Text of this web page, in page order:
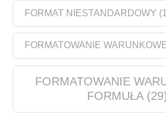
FORMAT NIESTANDARDOWY
FORMATOWANIE
FORMATOWANIE
FORMUŁA